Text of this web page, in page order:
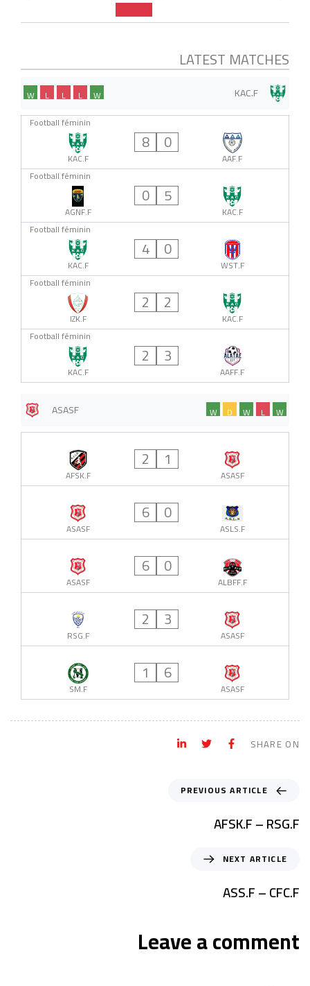
LATEST MATCHES
KAC.F
W
L
L
L
W
Football féminin
KAC.F
8 0
AAF.F
Football féminin
AGNF.F
0 5
KAC.F
Football féminin
KAC.F
4 0
WST.F
Football féminin
IZK.F
2 2
KAC.F
Football féminin
KAC.F
2 3
AAFF.F
ASASF W
L
W
D
W
AFSK.F
2 1
ASASF
ASASF
6 0
ASLS.F
ASASF
6 0
ALBFF.F
RSG.F
2 3
ASASF
SM.F
1 6
ASASF
SHARE ON
PREVIOUS ARTICLE
AFSK.F – RSG.F
NEXT ARTICLE
ASS.F – CFC.F
Leave a comment